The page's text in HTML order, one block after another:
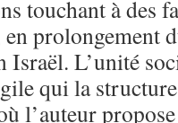
touchant à des
en prolongement
Israël. L’unité
qui la
l’auteur